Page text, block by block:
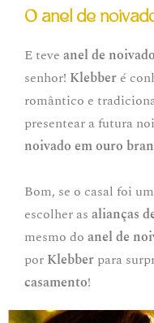
O anel de
E teve anel de
senhor! Klebber é
romântico e
presentear a futura
noivado em ouro
Bom, se o casal foi
escolher as alianças
mesmo do anel de
por Klebber para
casamento!